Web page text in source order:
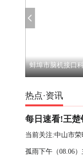
蚌埠市脑机接口
热点 ·资讯
每日速看!王
加洛杉矶奥运
当前关注:中山市
孤雨下午（08.06